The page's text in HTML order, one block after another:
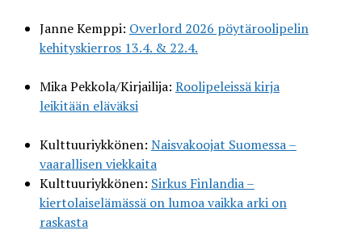
Janne Kemppi: Overlord 2026 pöytäroolipelin
kehityskierros 13.4. & 22.4.
Mika Pekkola/Kirjailija: Roolipeleissä kirja
leikitään eläväksi
Kulttuuriykkönen: Naisvakoojat Suomessa –
vaarallisen viekkaita
Kulttuuriykkönen: Sirkus Finlandia –
kiertolaiselämässä on lumoa vaikka arki on
raskasta